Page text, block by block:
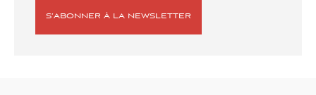
S’ABONNER À LA NEWSLETTER